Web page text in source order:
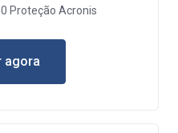
Proteção Acronis
agora